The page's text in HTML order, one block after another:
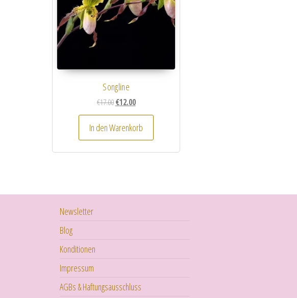
Songline
€17.00 Ursprünglicher Preis war: €17.00
€12.00Aktueller Preis ist: €12.00.
In den Warenkorb
Newsletter
Blog
Konditionen
Impressum
AGBs & Haftungsausschluss